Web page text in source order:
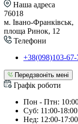
Наша адреса
76018
м. Івано-Франківськ,
площа Ринок, 12
Телефони
+38(098)103-67-
Передзвоніть мені
Графік роботи
Пон - Птн:
Суб: 11:00-18:00
Нед: 12:00-17:00